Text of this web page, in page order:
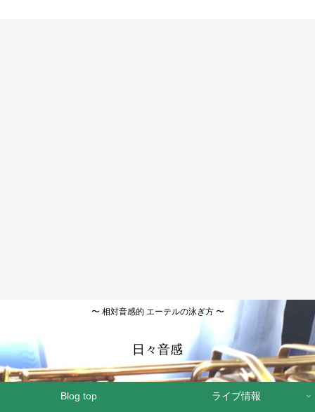
〜 相対音感的 エーテルの泳ぎ方 〜
日々音感
Blog top ライブ情報